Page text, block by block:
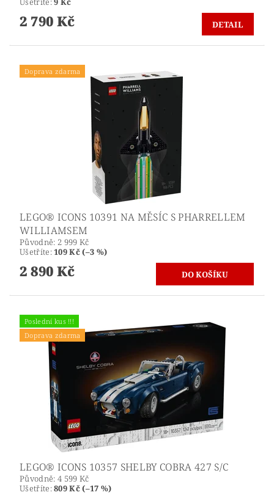
2 790 Kč DETAIL
Doprava zdarma
LEGO® ICONS 10391 NA MĚSÍC S PHARRELLEM
WILLIAMSEM
Původně: 2 999 Kč
Ušetříte:109 Kč (–3 %)
2 890 Kč
Poslední kus !!!
Doprava zdarma
LEGO® ICONS 10357 SHELBY COBRA 427 S/C
Původně: 4 599 Kč
Ušetříte:809 Kč (–17 %)